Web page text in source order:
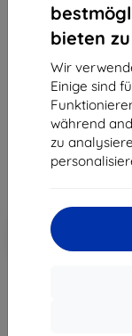
bieten
Wir
Einige sind
während
zu
Ladegerät Dual
to jack 3.5 mm)
Geeignet für:
63,90 €
57,51 €
-10%
Rabatt